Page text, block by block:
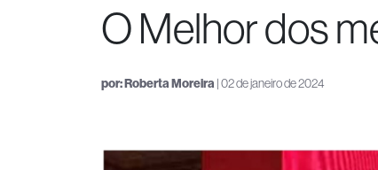
O Melhor dos
por:Roberta Moreira | 02 de janeiro de 2024